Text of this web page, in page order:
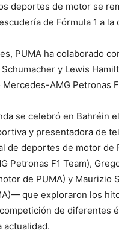
deportes de motor se
de Fórmula 1 a
PUMA ha colaborado
y Lewis
AMG Petronas
se celebró en Bahréin
y presentadora de
de deportes de motor de
Petronas F1 Team),
de PUMA) y Maurizio
que exploraron los
de diferentes
actualidad.